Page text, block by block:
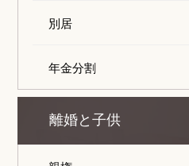
別居
年金分割
離婚と子供